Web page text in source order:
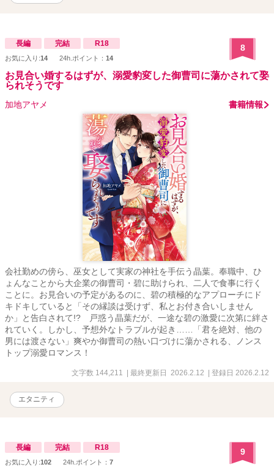
長編 完結 R18
お気に入り:14 24h.ポイント： 14
8
お見合い婚するはずが、溺愛豹変した御曹司に蕩かされて娶
られそうです
加地アヤメ 書籍情報
会社勤めの傍ら、巫女として実家の神社を手伝う晶葉。奉職中、ひ
ょんなことから大企業の御曹司・碧に助けられ、二人で食事に行く
ことに。お見合いの予定があるのに、碧の積極的なアプローチにド
キドキしていると「その縁談は受けず、私とお付き合いしません
か」と告白されて!? 戸惑う晶葉だが、一途な碧の激愛に次第に絆さ
れていく。しかし、予想外なトラブルが起き……「君を絶対、他の
男には渡さない」爽やか御曹司の熱い口づけに蕩かされる、ノンス
トップ溺愛ロマンス！
文字数 144,211 | 最終更新日 2026.2.12 | 登録日 2026.2.12
エタニティ
長編 完結 R18
お気に入り:102 24h.ポイント： 7
9